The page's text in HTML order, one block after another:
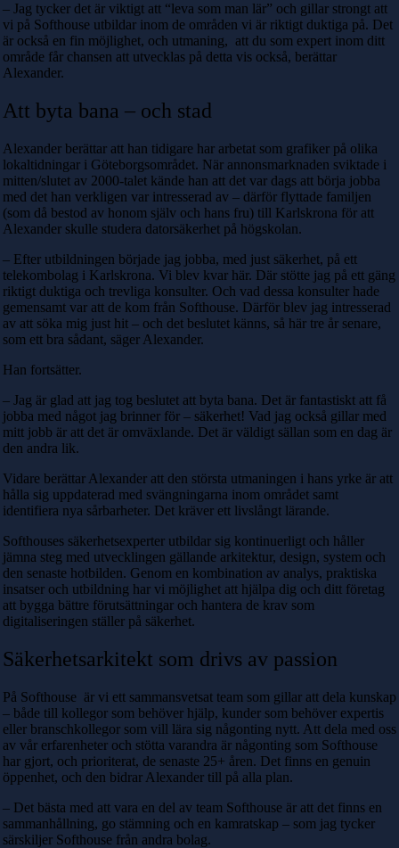
– Jag tycker det är viktigt att “leva som man lär” och gillar strongt att
vi på Softhouse utbildar inom de områden vi är riktigt duktiga på. Det
är också en fin möjlighet, och utmaning, att du som expert inom ditt
område får chansen att utvecklas på detta vis också, berättar
Alexander.
Att byta bana – och stad
Alexander berättar att han tidigare har arbetat som grafiker på olika
lokaltidningar i Göteborgsområdet. När annonsmarknaden sviktade i
mitten/slutet av 2000-talet kände han att det var dags att börja jobba
med det han verkligen var intresserad av – därför flyttade familjen
(som då bestod av honom själv och hans fru) till Karlskrona för att
Alexander skulle studera datorsäkerhet på högskolan.
– Efter utbildningen började jag jobba, med just säkerhet, på ett
telekombolag i Karlskrona. Vi blev kvar här. Där stötte jag på ett gäng
riktigt duktiga och trevliga konsulter. Och vad dessa konsulter hade
gemensamt var att de kom från Softhouse. Därför blev jag intresserad
av att söka mig just hit – och det beslutet känns, så här tre år senare,
som ett bra sådant, säger Alexander.
Han fortsätter.
– Jag är glad att jag tog beslutet att byta bana. Det är fantastiskt att få
jobba med något jag brinner för – säkerhet! Vad jag också gillar med
mitt jobb är att det är omväxlande. Det är väldigt sällan som en dag är
den andra lik.
Vidare berättar Alexander att den största utmaningen i hans yrke är att
hålla sig uppdaterad med svängningarna inom området samt
identifiera nya sårbarheter. Det kräver ett livslångt lärande.
Softhouses säkerhetsexperter utbildar sig kontinuerligt och håller
jämna steg med utvecklingen gällande arkitektur, design, system och
den senaste hotbilden. Genom en kombination av analys, praktiska
insatser och utbildning har vi möjlighet att hjälpa dig och ditt företag
att bygga bättre förutsättningar och hantera de krav som
digitaliseringen ställer på säkerhet.
Säkerhetsarkitekt som drivs av passion
På Softhouse är vi ett sammansvetsat team som gillar att dela kunskap
– både till kollegor som behöver hjälp, kunder som behöver expertis
eller branschkollegor som vill lära sig någonting nytt. Att dela med oss
av vår erfarenheter och stötta varandra är någonting som Softhouse
har gjort, och prioriterat, de senaste 25+ åren. Det finns en genuin
öppenhet, och den bidrar Alexander till på alla plan.
– Det bästa med att vara en del av team Softhouse är att det finns en
sammanhållning, go stämning och en kamratskap – som jag tycker
särskiljer Softhouse från andra bolag.